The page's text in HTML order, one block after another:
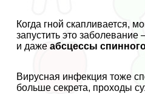
Когда гной скапливается,
запустить это
и дажеабсцессы
Вирусная инфекция тоже
больше секрета, проходы